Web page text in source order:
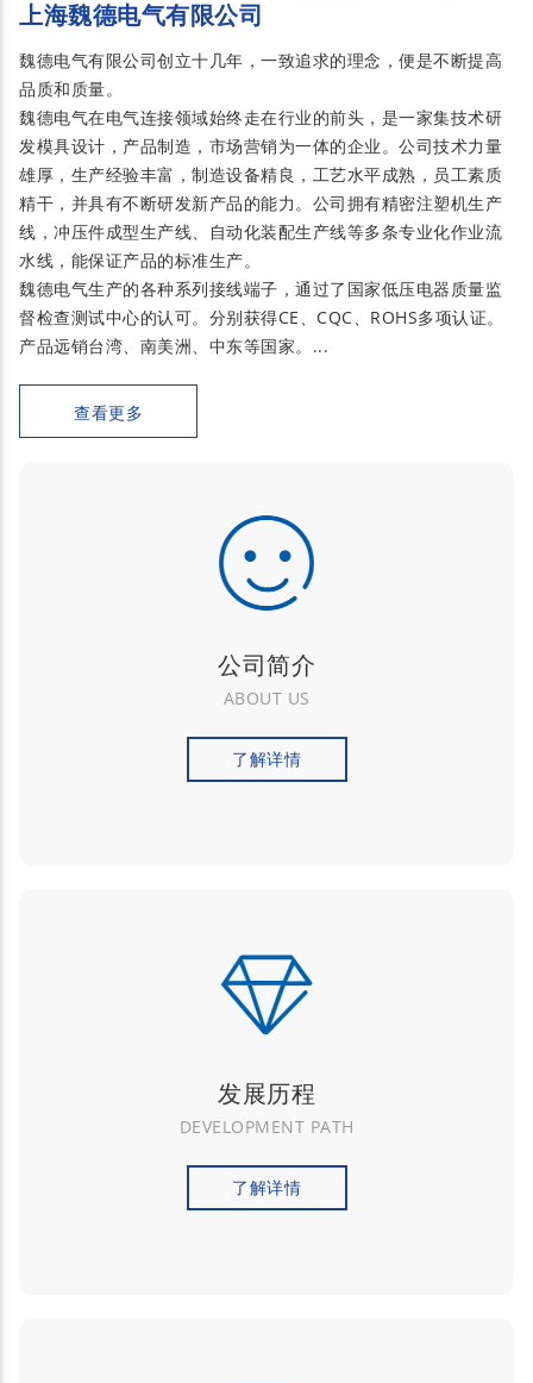
上海魏德电气有限公司
魏德电气有限公司创立十几年，一致追求的理念，便是不断提高
品质和质量。
魏德电气在电气连接领域始终走在行业的前头，是一家集技术研
发模具设计，产品制造，市场营销为一体的企业。公司技术力量
雄厚，生产经验丰富，制造设备精良，工艺水平成熟，员工素质
精干，并具有不断研发新产品的能力。公司拥有精密注塑机生产
线，冲压件成型生产线、自动化装配生产线等多条专业化作业流
水线，能保证产品的标准生产。
魏德电气生产的各种系列接线端子，通过了国家低压电器质量监
督检查测试中心的认可。分别获得CE、CQC、ROHS多项认证。
产品远销台湾、南美洲、中东等国家。...
查看更多
公司简介
ABOUT US
了解详情
发展历程
DEVELOPMENT PATH
了解详情